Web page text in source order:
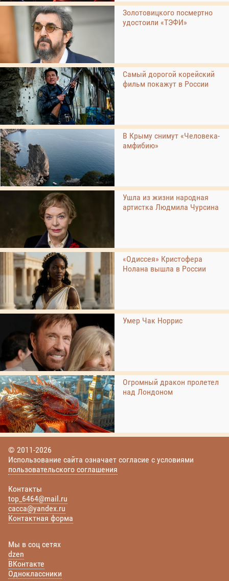
Золотовицкого посмертно
удостоили «ТЭФИ»
Самый дорогой корейский
фильм покажут в России
В Крыму снимут «Человека-
амфибию»
Ушла из жизни народная
артистка Людмила Чурсина
«Одиссея» Кристофера
Нолана вышла в России
Умер Чак Норрис
Огромный дракон пролетел
над Лондоном
© 2011-2026
Использование сайта означает согласие с условиями
пользовательского соглашения
Контакты
top_6464@mail.ru
cacca@yandex.ru
Контактная форма
Мы в соц сетях
dzen
ВКонтакте
Одноклассники